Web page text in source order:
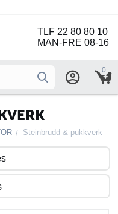
TLF 22 80 80 10
MAN-FRE 08-16
0
/ Steinbrudd & pukkverk